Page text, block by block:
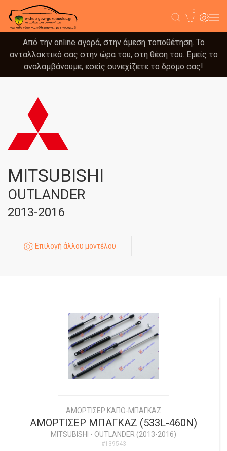
0
Από την online αγορά, στην άμεση τοποθέτηση. Το
ανταλλακτικό σας στην ώρα του, στη θέση του. Εμείς το
αναλαμβάνουμε, εσείς συνεχίζετε το δρόμο σας!
MITSUBISHI
OUTLANDER
2013-2016
Επιλογή άλλου μοντέλου
ΑΜΟΡΤΙΣΕΡ ΚΑΠΟ-ΜΠΑΓΚΑΖ
ΑΜΟΡΤΙΣΕΡ ΜΠΑΓΚΑΖ (533L-460N)
MITSUBISHI - OUTLANDER (2013-2016)
#139543